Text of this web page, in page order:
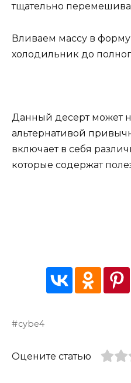
тщательно
Вливаем массу в
холодильник до
Данный десерт может
альтернативой
включает в себя
которые содержат
cybe4
Оцените статью